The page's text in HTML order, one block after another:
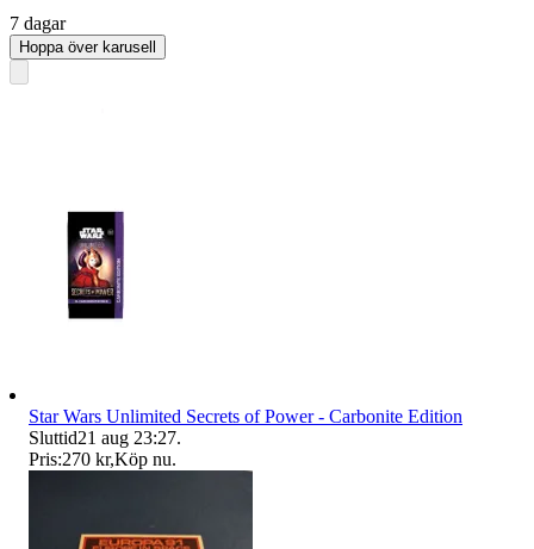
7 dagar
Hoppa över karusell
Star Wars Unlimited Secrets of Power - Carbonite Edition
Sluttid21 aug 23:27.
Pris:270 kr,Köp nu.